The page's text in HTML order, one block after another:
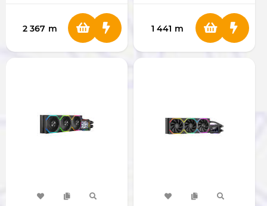
2 367 m 1 441 m